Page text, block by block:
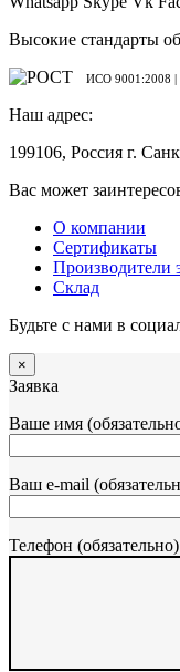
Высокие стандарты
ИСО 9001:2008 |
Наш адрес:
199106, Россия г.
Вас может
О компании
Сертификаты
Производители
Склад
Будьте с нами в
×
Заявка
Ваше имя
Ваш e-mail
Телефон (обязательно)